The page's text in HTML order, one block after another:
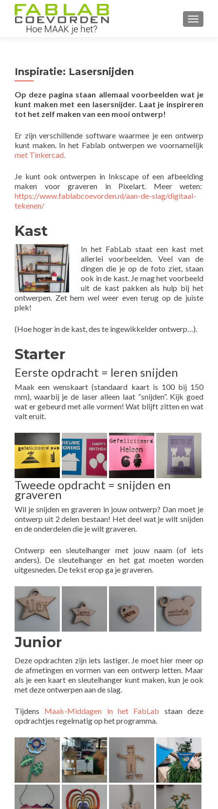
Inspiratie: Lasersnijden
Op deze pagina staan allemaal voorbeelden wat je
kunt maken met een lasersnijder. Laat je inspireren
tot het zelf maken van een mooi ontwerp!
Er zijn verschillende software waarmee je een ontwerp
kunt maken. In het Fablab ontwerpen we voornamelijk
met Tinkercad.
Je kunt ook ontwerpen in Inkscape of een afbeelding
maken voor graveren in Pixelart. Meer weten:
https://www.fablabcoevorden.nl/aan-de-slag/digitaal-
tekenen/
Kast
In het FabLab staat een kast met
allerlei voorbeelden. Veel van de
dingen die je op de foto ziet, staan
ook in de kast. Je mag het voorbeeld
uit de kast pakken als hulp bij het
ontwerpen. Zet hem wel weer even terug op de juiste
plek!
(Hoe hoger in de kast, des te ingewikkelder ontwerp…).
Starter
Eerste opdracht = leren snijden
Maak een wenskaart (standaard kaart is 100 bij 150
mm), waarbij je de laser alleen laat “snijden”. Kijk goed
wat er gebeurd met alle vormen! Wat blijft zitten en wat
valt eruit.
Tweede opdracht = snijden en
graveren
Wil je snijden en graveren in jouw ontwerp? Dan moet je
ontwerp uit 2 delen bestaan! Het deel wat je wilt snijden
en de onderdelen die je wilt graveren.
Ontwerp een sleutelhanger met jouw naam (of iets
anders). De sleutelhanger en het gat moeten worden
uitgesneden. De tekst erop ga je graveren.
Junior
Deze opdrachten zijn iets lastiger. Je moet hier meer op
de afmetingen en vormen van een ontwerp letten. Maar
als je een kaart en sleutelhanger kunt maken, kun je ook
met deze ontwerpen aan de slag.
Tijdens Maak-Middagen in het FabLab staan deze
opdrachtjes regelmatig op het programma.